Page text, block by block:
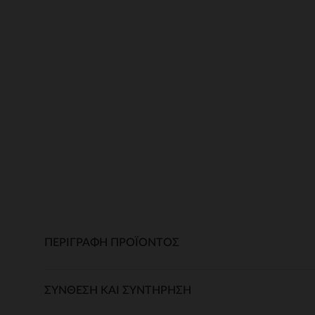
ΠΕΡΙΓΡΑΦΉ ΠΡΟΪΌΝΤΟΣ
ΣΎΝΘΕΣΗ ΚΑΙ ΣΥΝΤΉΡΗΣΗ